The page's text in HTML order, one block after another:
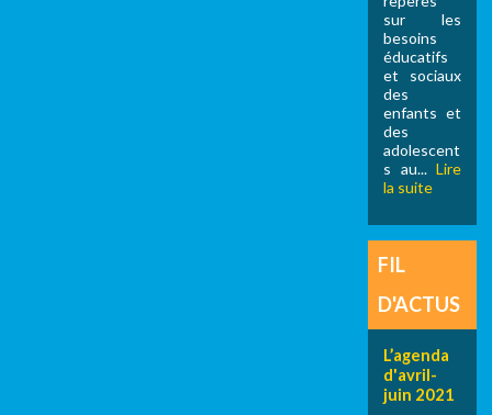
sur les
besoins
éducatifs
et sociaux
des
enfants et
des
adolescent
s au... Lire
la suite
FIL
D'ACTUS
L’agenda
d'avril-
juin 2021